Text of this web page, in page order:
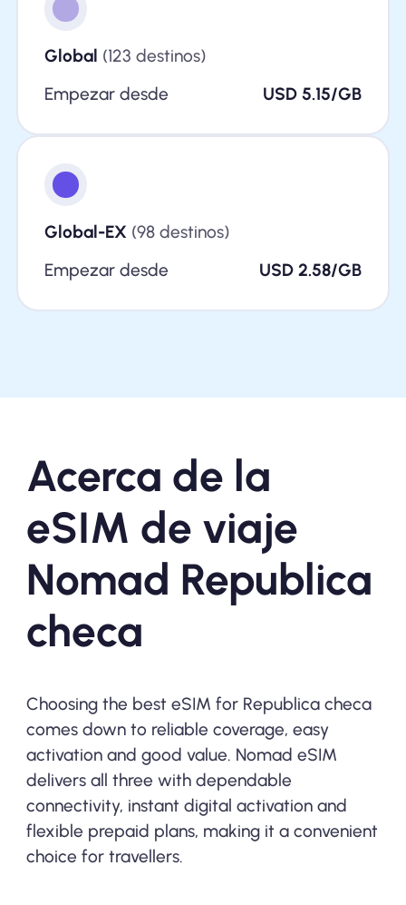
Global (123 destinos)
Empezar desde
USD 5.15/GB
Global-EX (98 destinos)
Empezar desde
USD 2.58/GB
Acerca de la
eSIM de viaje
Nomad Republica
checa
Choosing the best eSIM for Republica checa
comes down to reliable coverage, easy
activation and good value. Nomad eSIM
delivers all three with dependable
connectivity, instant digital activation and
flexible prepaid plans, making it a convenient
choice for travellers.